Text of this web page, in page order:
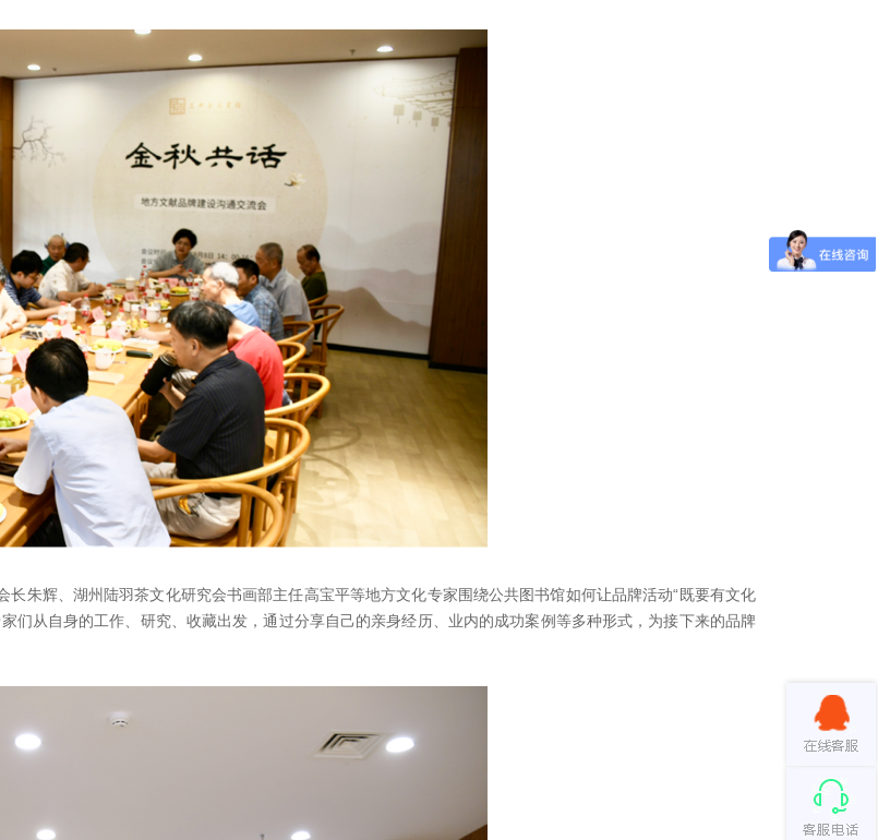
朱辉、湖州陆羽茶文化研究会书画部主任高宝平等地方文化专家围绕公共图书馆如何让品牌活动“既要有文化
们从自身的工作、研究、收藏出发，通过分享自己的亲身经历、业内的成功案例等多种形式，为接下来的品牌